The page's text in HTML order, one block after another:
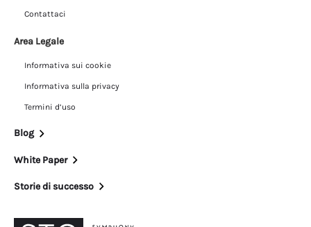
Contattaci
Area Legale
Informativa sui cookie
Informativa sulla privacy
Termini d’uso
Blog
White Paper
Storie di successo